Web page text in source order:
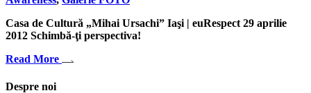
Casa de Cultură „Mihai Ursachi” Iaşi | euRespect 29 aprilie
2012 Schimbă-ţi perspectiva!
Read More
Despre noi